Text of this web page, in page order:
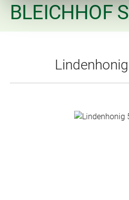
BLEICHHOF
Bildergalerie überspringen